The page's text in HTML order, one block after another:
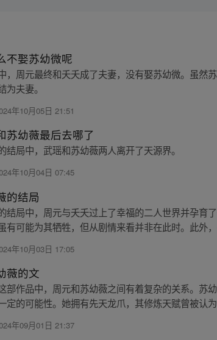
不娶苏幼微呢
，周元最终和夭夭成了夫妻，没有娶苏幼微。虽然
为夫妻。
年10月05日 21:51
苏幼薇最后去哪了
结局中，武瑶和苏幼薇两人离开了天源界。
年10月04日 07:45
的结局
结局中，周元与夭夭过上了幸福的二人世界并孕育
有可能为其牺牲，但从剧情来看并非在此时。此外
年10月03日 17:05
薇的文
部作品中，周元和苏幼薇之间有着复杂的关系。苏
定的可能性。她拥有先天龙爪，其修炼天赋曾被认
年09月01日 21:37